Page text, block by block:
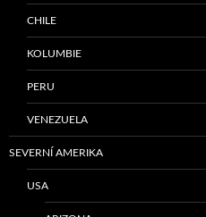
CHILE
KOLUMBIE
PERU
VENEZUELA
SEVERNÍ AMERIKA
USA